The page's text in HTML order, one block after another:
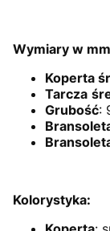
Wymiary w
Koperta
Tarcza
Grubość:
Kolorystyka: